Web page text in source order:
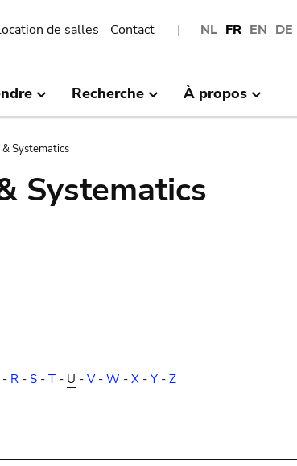
NL FR EN DE
de salles Contact
Recherche À propos
Systematics
Systematics
- R- S- T- U - V- W - X- Y- Z